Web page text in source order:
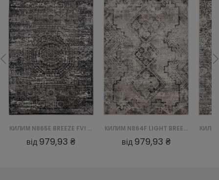
КИЛИМ N865E BREEZE FVI - CZARNY
від 979,93 ₴
КИЛИМ N864F LIGHT BREEZE FVI - SZARY
від 979,93 ₴